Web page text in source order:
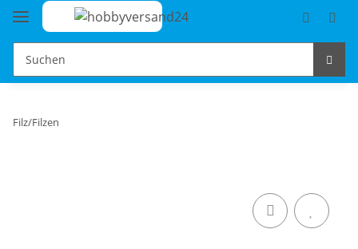
Filz/Filzen